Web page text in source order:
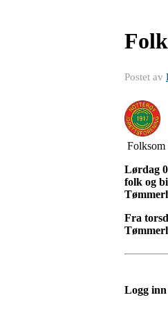
Postet av
Lørdag
folk og
Fra
Logg